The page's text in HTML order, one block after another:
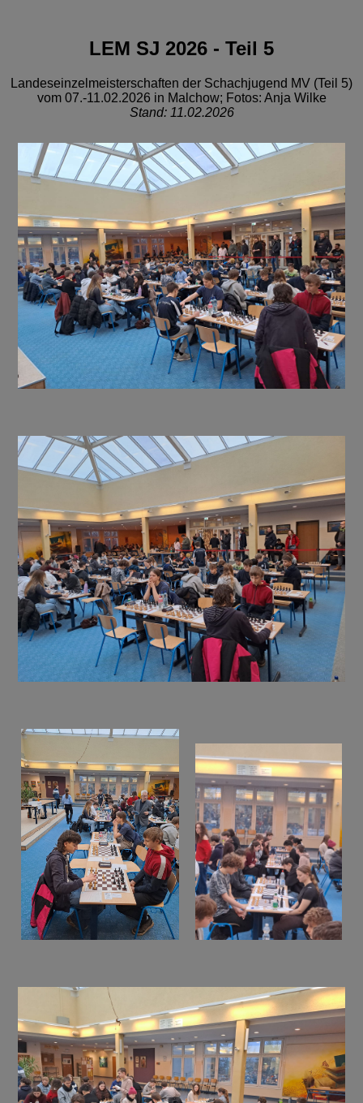
LEM SJ 2026 - Teil 5
Landeseinzelmeisterschaften der Schachjugend MV (Teil 5)
vom 07.-11.02.2026 in Malchow; Fotos: Anja Wilke
Stand: 11.02.2026